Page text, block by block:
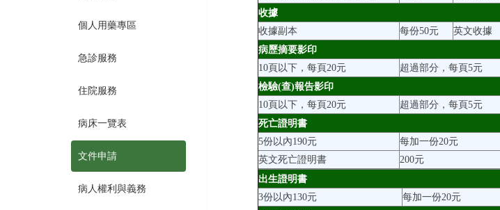
個人用藥專區
急診服務
住院服務
病床一覽表
文件申請
病人權利與義務
收據
收據副本
每份50元 英文收據
病歷摘要影印
10頁以下，每頁20元
超過部分，每頁5元
檢驗(查)報告影印
10頁以下，每頁20元
超過部分，每頁5元
死亡證明書
5份以內190元
每加一份20元
英文死亡證明書
200元
出生證明書
3份以內130元
每加一份20元